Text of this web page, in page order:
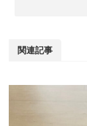
関連記事